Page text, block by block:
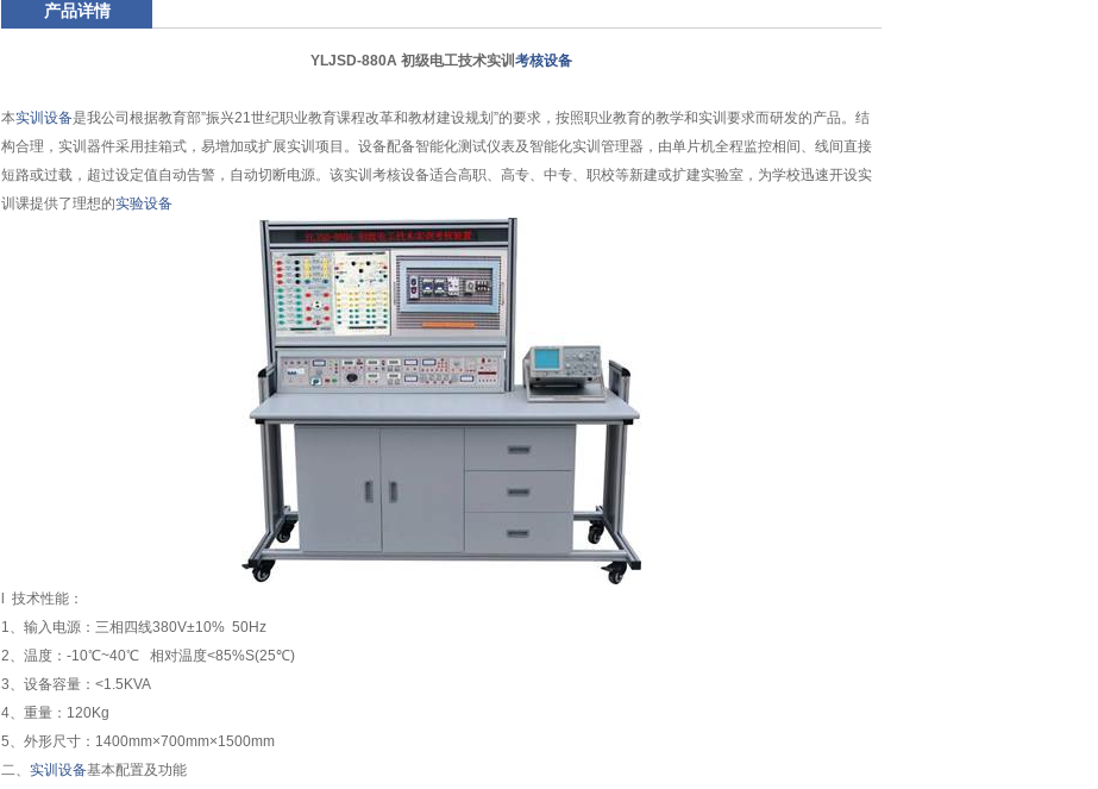
产品详情
YLJSD-880A 初级电工技术实训 考核设备
本实训设备是我公司根据教育部”振兴21世纪职业教育课程改革和教材建设规划”的要求，按照职业教育的教学和实训要求而研发的产品。结
构合理，实训器件采用挂箱式，易增加或扩展实训项目。设备配备智能化测试仪表及智能化实训管理器，由单片机全程监控相间、线间直接
短路或过载，超过设定值自动告警，自动切断电源。该实训考核设备适合高职、高专、中专、职校等新建或扩建实验室，为学校迅速开设实
训课提供了理想的实验设备
l 技术性能：
1、输入电源：三相四线380V±10% 50Hz
2、温度：-10℃~40℃ 相对温度<85%S(25℃)
3、设备容量：<1.5KVA
4、重量：120Kg
5、外形尺寸：1400mm×700mm×1500mm
二、 实训设备基本配置及功能